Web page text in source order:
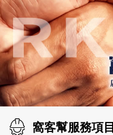
窩客幫服務項目